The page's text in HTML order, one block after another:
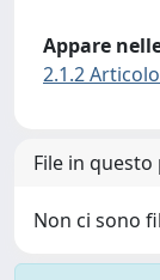
Appare
2.1.2
File in
Non ci sono